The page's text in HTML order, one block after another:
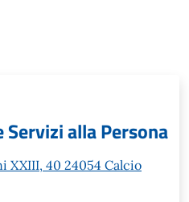
alla Persona
XXIII, 40 24054 Calcio